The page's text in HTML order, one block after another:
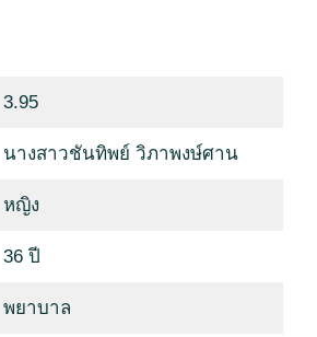
3.95
นางสาวชันทิพย์ วิภาพงษ์ศาน
หญิง
36 ปี
พยาบาล